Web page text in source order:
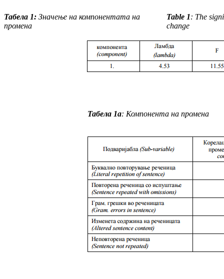
Табела 1: Значење на компонентата на
промена
Table 1: The
change
Табела 1а: Компонента на промена